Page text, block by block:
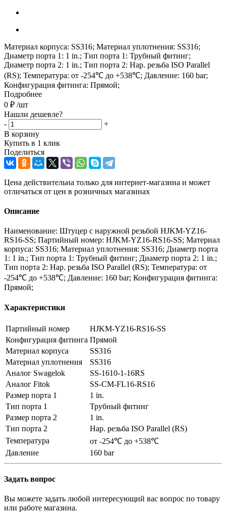
Материал корпуса: SS316; Материал уплотнения: SS316;
Диаметр порта 1: 1 in.; Тип порта 1: Трубный фитинг;
Диаметр порта 2: 1 in.; Тип порта 2: Нар. резьба ISO Parallel
(RS); Температура: от -254℃ до +538℃; Давление: 160 bar;
Конфигурация фитинга: Прямой;
Подробнее
0 ₽ /шт
Нашли дешевле?
-
+
В корзину
Купить в 1 клик
Поделиться
Цена действительна только для интернет-магазина и может
отличаться от цен в розничных магазинах
Описание
Наименование: Штуцер с наружной резьбой HJKM-YZ16-
RS16-SS; Партийный номер: HJKM-YZ16-RS16-SS; Материал
корпуса: SS316; Материал уплотнения: SS316; Диаметр порта
1: 1 in.; Тип порта 1: Трубный фитинг; Диаметр порта 2: 1 in.;
Тип порта 2: Нар. резьба ISO Parallel (RS); Температура: от
-254℃ до +538℃; Давление: 160 bar; Конфигурация фитинга:
Прямой;
Характеристики
Партийный номер
HJKM-YZ16-RS16-SS
Конфигурация фитинга Прямой
Материал корпуса
SS316
Материал уплотнения
SS316
Аналог Swagelok
SS-1610-1-16RS
Аналог Fitok
SS-CM-FL16-RS16
Размер порта 1
1 in.
Тип порта 1
Трубный фитинг
Размер порта 2
1 in.
Тип порта 2
Нар. резьба ISO Parallel (RS)
Температура
от -254℃ до +538℃
Давление
160 bar
Задать вопрос
Вы можете задать любой интересующий вас вопрос по товару
или работе магазина.